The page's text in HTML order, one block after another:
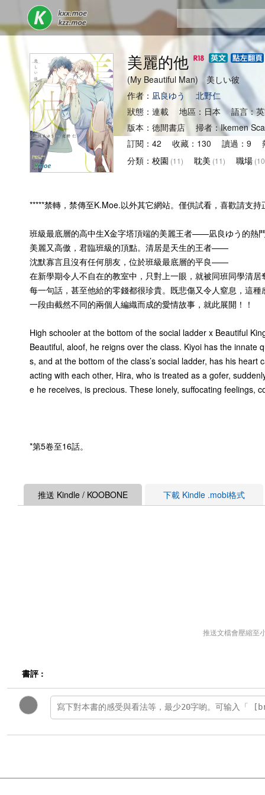
美麗的他
(My Beautiful Man) 美しい彼
作者： 凪良ゆう
北野仁
狀態：連載 地區：日本 語言：
版本：徳間書店 掃者：Ikemen
訂閱：42 收藏：130 讀過：9
分類： 校園 (11) 耽美 (11) 職場
*****禁轉，禁傳至K.Moe.以外其它網站。僅供試看，喜歡請支持
班級最底層的高中生X金字塔頂端的美麗王者——凪良ゆう的熱
美麗又高傲，君臨班級的頂點。清居是天生的王者——
沈默寡言且沒有任何朋友，位於班級最底層的平良——
在新學期令人不自在的教室中，只對上一眼，就被同班同學清
每一句話，甚至他給的零錢都很珍貴。既悲傷又令人窒息，這
一段由截然不同的兩個人編織而成的愛情故事，就此展開！！
High schooler at the bottom of the social ladder x Beautiful
Beautiful, aloof, he reigns over the class. Kiyoi has the
s, and at the bottom of the class’s social ladder, has his
acting with each other, Hira, who is treated as a gofer,
e he receives, is precious. These lonely, suffocating feelings,
*第5卷至16話。
推送 Kindle / KOOBONE 下載 Kindle .mobi格式
推送文檔會壓縮至
書評 :